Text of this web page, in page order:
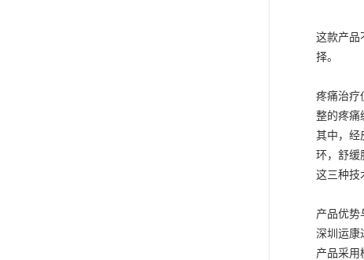
这款产品
择。
疼痛治疗
整的疼痛
其中，经
环，舒缓
这三种技
产品优势
深圳运康
产品采用